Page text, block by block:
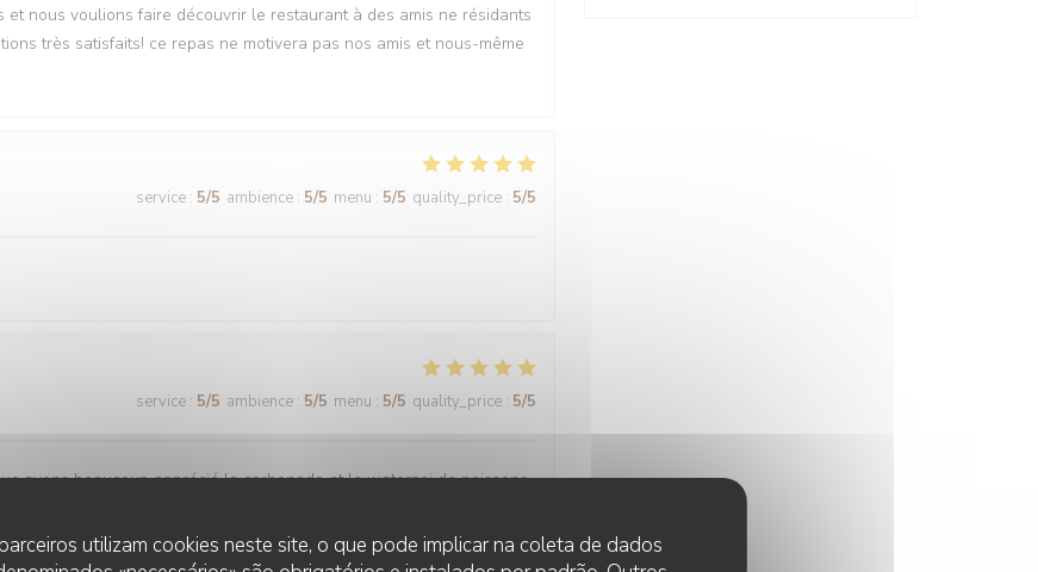
utilizam cookies neste site, o que pode implicar na coleta de dados
nous voulions faire découvrir le restaurant à des amis ne résidants
très satisfaits! ce repas ne motivera pas nos amis et nous-même
service : 5/5 ambience : 5/5 menu : 5/5 quality_price : 5/5
service : 5/5 ambience : 5/5 menu : 5/5 quality_price : 5/5
avons beaucoup apprécié la carbonade et le waterzoi de poissons